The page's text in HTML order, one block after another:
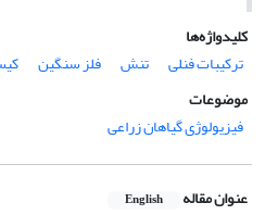
کلیدواژه‌ها
ترکیبات فنلی
تنش فلز سنگین
موضوعات
فیزیولوژی گیاهان زراعی
عنوان مقاله English